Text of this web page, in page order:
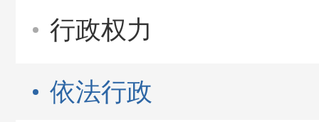
行政权力
依法行政